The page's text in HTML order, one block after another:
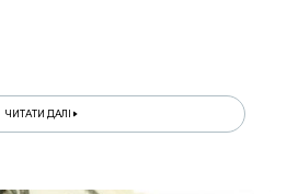
ЧИТАТИ ДАЛІ